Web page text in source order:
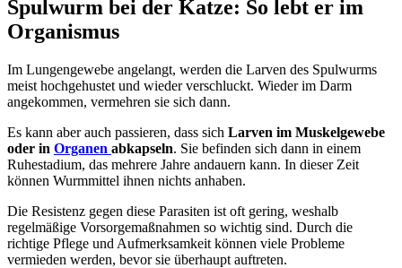
Spulwurm bei der Katze: So lebt er im
Organismus
Im Lungengewebe angelangt, werden die Larven des Spulwurms
meist hochgehustet und wieder verschluckt. Wieder im Darm
angekommen, vermehren sie sich dann.
Es kann aber auch passieren, dass sich Larven im Muskelgewebe
oder in Organen abkapseln. Sie befinden sich dann in einem
Ruhestadium, das mehrere Jahre andauern kann. In dieser Zeit
können Wurmmittel ihnen nichts anhaben.
Die Resistenz gegen diese Parasiten ist oft gering, weshalb
regelmäßige Vorsorgemaßnahmen so wichtig sind. Durch die
richtige Pflege und Aufmerksamkeit können viele Probleme
vermieden werden, bevor sie überhaupt auftreten.